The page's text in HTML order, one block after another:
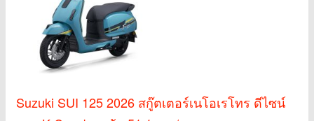
Suzuki SUI 125 2026 สกู๊ตเตอร์เนโอเรโทร ดีไซน์